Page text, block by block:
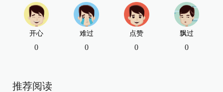
开心
0
难过
0
点赞
0
飘过
0
推荐阅读